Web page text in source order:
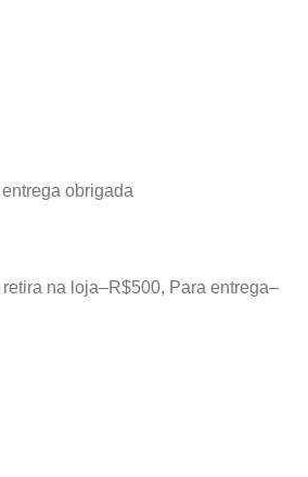
obrigada
na loja–R$500, Para entrega–